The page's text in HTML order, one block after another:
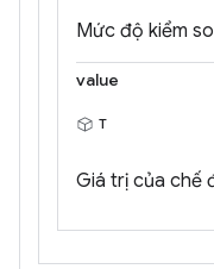
Mức độ kiểm
value
T
Giá trị của chế